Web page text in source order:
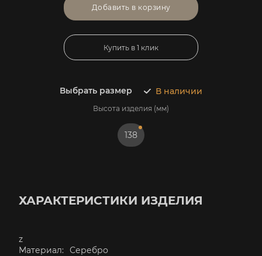
Выбрать размер В наличии
Высота изделия (мм)
138
Добавить в корзину
Купить в 1 клик
ХАРАКТЕРИСТИКИ ИЗДЕЛИЯ
z
Материал:
Серебро